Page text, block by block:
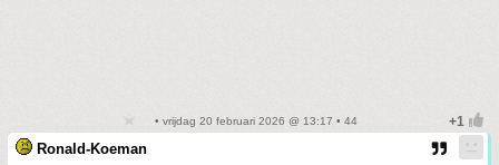
• vrijdag 20 februari 2026 @ 13:17 • 44
Ronald-Koeman